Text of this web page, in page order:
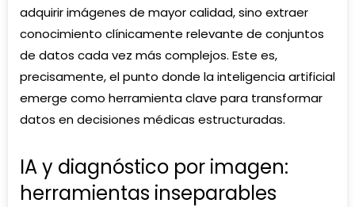
adquirir imágenes de mayor calidad, sino extraer
conocimiento clínicamente relevante de conjuntos
de datos cada vez más complejos. Este es,
precisamente, el punto donde la inteligencia artificial
emerge como herramienta clave para transformar
datos en decisiones médicas estructuradas.
IA y diagnóstico por imagen:
herramientas inseparables